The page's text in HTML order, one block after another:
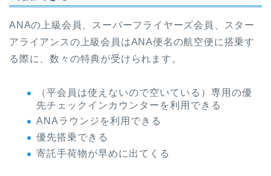
ANAの上級会員、スーパーフライヤーズ会員、スター
アライアンスの上級会員はANA便名の航空便に搭乗す
る際に、数々の特典が受けられます。
（平会員は使えないので空いている）専用の優
先チェックインカウンターを利用できる
ANAラウンジを利用できる
優先搭乗できる
寄託手荷物が早めに出てくる